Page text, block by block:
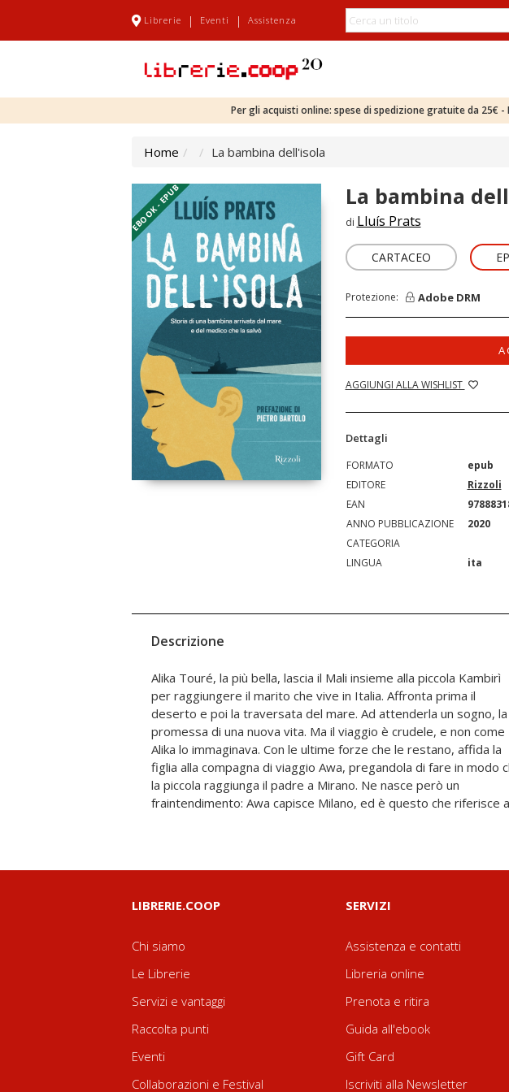
Librerie | Eventi | Assistenza
Per gli acquisti online: spese di spedizione gratuite da 25€
Home La bambina dell'isola
EBOOK - EPUB La bambina
di Lluís Prats
CARTACEO
Protezione: Adobe DRM
AGGIUNGI ALLA WISHLIST
Dettagli
FORMATO
epub
EDITORE
Rizzoli
EAN
ANNO PUBBLICAZIONE
2020
CATEGORIA
LINGUA
ita
Descrizione
Alika Touré, la più bella, lascia il Mali insieme alla piccola Kambirì
per raggiungere il marito che vive in Italia. Affronta prima il
deserto e poi la traversata del mare. Ad attenderla un sogno, la
promessa di una nuova vita. Ma il viaggio è crudele, e non come
Alika lo immaginava. Con le ultime forze che le restano, affida la
figlia alla compagna di viaggio Awa, pregandola di fare in modo
la piccola raggiunga il padre a Mirano. Ne nasce però un
fraintendimento: Awa capisce Milano, ed è questo che riferisce
LIBRERIE.COOP
Chi siamo
Le Librerie
Servizi e vantaggi
Raccolta punti
Eventi
Collaborazioni e Festival
SERVIZI
Assistenza e contatti
Libreria online
Prenota e ritira
Guida all'ebook
Gift Card
Iscriviti alla Newsletter